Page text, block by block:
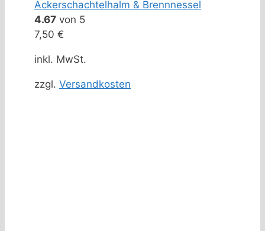
Ackerschachtelhalm & Brennnessel
4.67 von 5
7,50 €
inkl. MwSt.
zzgl. Versandkosten